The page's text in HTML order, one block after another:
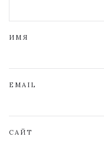
ИМЯ
EMAIL
САЙТ